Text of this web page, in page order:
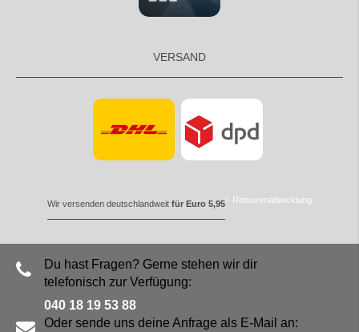
VERSAND
Wir versenden deutschlandweit für Euro 5,95 Retourenabwicklung
Du hast Fragen? Gerne stehen wir dir
telefonisch zur Verfügung:
040 18 19 53 88
Oder sende uns deine Anfrage als E-Mail an: